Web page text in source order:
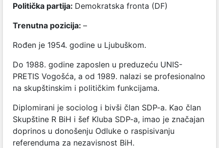
Politička partija: Demokratska fronta (DF)
Trenutna pozicija: –
Rođen je 1954. godine u Ljubuškom.
Do 1988. godine zaposlen u preduzeću UNIS-
PRETIS Vogošća, a od 1989. nalazi se profesionalno
na skupštinskim i političkim funkcijama.
Diplomirani je sociolog i bivši član SDP-a. Kao član
Skupštine R BiH i šef Kluba SDP-a, imao je značajan
doprinos u donošenju Odluke o raspisivanju
referenduma za nezavisnost BiH.